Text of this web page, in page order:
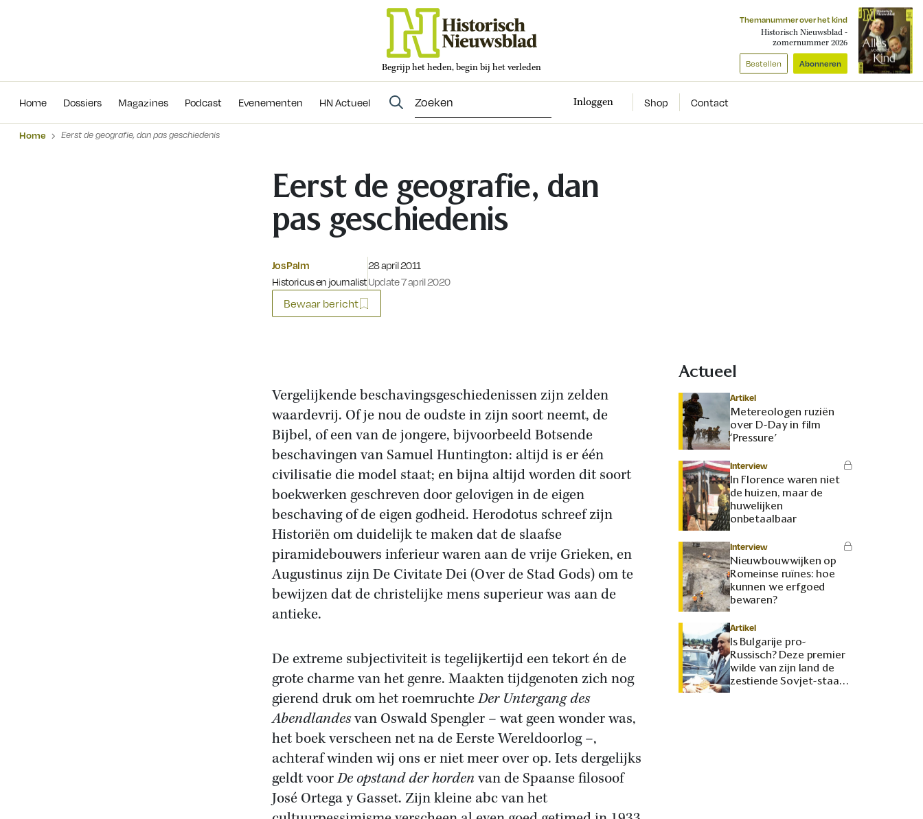
Begrijp het heden, begin bij het verleden
Themanummer over het kind
Historisch Nieuwsblad -
zomernummer 2026
Bestellen Abonneren
Home Dossiers Magazines Podcast Evenementen HN Actueel Inloggen Shop Contact
Evenementen
Home Eerst de geografie, dan pas geschiedenis
Eerst de geografie, dan
pas geschiedenis
Jos Palm
Historicus en journalist
Gepubliceerd op:
28 april 2011
Update 7 april 2020
Bewaar bericht
Vergelijkende beschavingsgeschiedenissen zijn zelden
waardevrij. Of je nou de oudste in zijn soort neemt, de
Bijbel, of een van de jongere, bijvoorbeeld Botsende
beschavingen van Samuel Huntington: altijd is er één
civilisatie die model staat; en bijna altijd worden dit soort
boekwerken geschreven door gelovigen in de eigen
beschaving of de eigen godheid. Herodotus schreef zijn
Historiën om duidelijk te maken dat de slaafse
piramidebouwers inferieur waren aan de vrije Grieken, en
Augustinus zijn De Civitate Dei (Over de Stad Gods) om te
bewijzen dat de christelijke mens superieur was aan de
antieke.
De extreme subjectiviteit is tegelijkertijd een tekort én de
grote charme van het genre. Maakten tijdgenoten zich nog
gierend druk om het roemruchteDer Untergang des
Abendlandesvan Oswald Spengler – wat geen wonder was,
het boek verscheen net na de Eerste Wereldoorlog –,
achteraf winden wij ons er niet meer over op. Iets dergelijks
geldt voorDe opstand der hordenvan de Spaanse filosoof
José Ortega y Gasset. Zijn kleine abc van het
Actueel
Artikel
Metereologen ruziën
over D-Day in film
‘Pressure’
Interview
In Florence waren niet
de huizen, maar de
huwelijken
onbetaalbaar
Interview
Nieuwbouwwijken op
Romeinse ruïnes: hoe
kunnen we erfgoed
bewaren?
Artikel
Is Bulgarije pro-
Russisch? Deze premier
wilde van zijn land de
zestiende Sovjet-staat
maken